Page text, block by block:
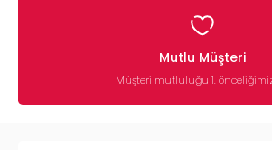
Mutlu Müşteri
Müşteri mutluluğu 1.